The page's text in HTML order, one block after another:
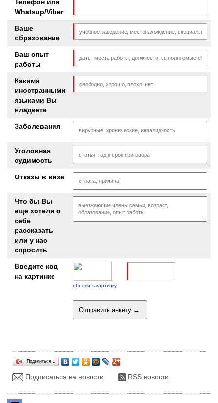
Телефон или
Whatsup/Viber
Ваше
образование
Ваш опыт
работы
Какими
иностранными
языками Вы
владеете
Заболевания
Уголовная
судимость
Отказы в визе
Что бы Вы
еще хотели о
себе
рассказать
или у нас
спросить
Введите код
на картинке
обновить картинку
Поделиться…
Подписаться на новости RSS новости